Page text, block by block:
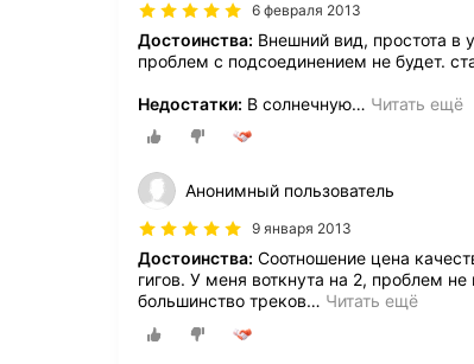
6 февраля 2013
Достоинства: Внешний вид, простота в
проблем с подсоединением не будет.
Недостатки: В солнечную… Читать ещё
Анонимный пользователь
9 января 2013
Достоинства: Соотношение цена
гигов. У меня воткнута на 2, проблем
большинство треков… Читать ещё